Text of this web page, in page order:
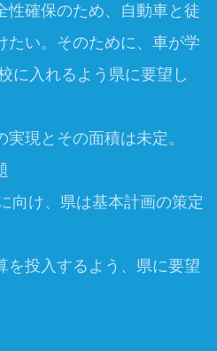
確保のため、自動車と徒
たい。そのために、車が学
に入れるよう県に要望し
現とその面積は未定。
向け、県は基本計画の策定
投入するよう、県に要望